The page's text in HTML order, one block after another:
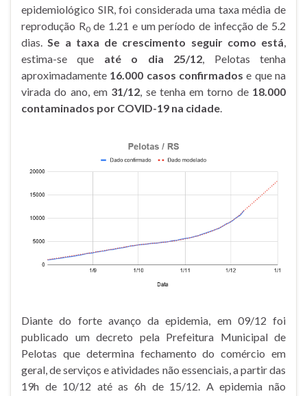
epidemiológico SIR, foi considerada uma taxa média de
reprodução R0de 1.21 e um período de infecção de 5.2
dias. Se a taxa de crescimento seguir como está
estima-se que até o dia 25/12 , Pelotas tenha
aproximadamente 16.000 casos confirmados e que na
virada do ano, em 31/12 , se tenha em torno de 18.000
contaminados por COVID-19 na cidade
Diante do forte avanço da epidemia, em 09/12 foi
publicado um decreto pela Prefeitura Municipal de
Pelotas que determina fechamento do comércio em
geral, de serviços e atividades não essenciais, a partir das
19h de 10/12 até as 6h de 15/12. A epidemia não